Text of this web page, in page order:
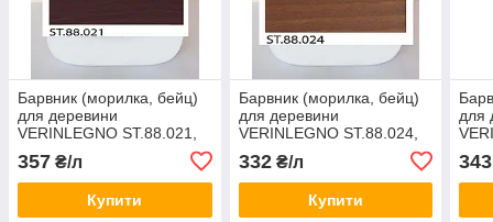
Барвник (морилка, бейц)
для деревини
VERINLEGNO ST.88.021,
357 ₴/л
Купити
Барвник (морилка, бейц)
для деревини
VERINLEGNO ST.88.024,
332₴/л
Купити
для
343